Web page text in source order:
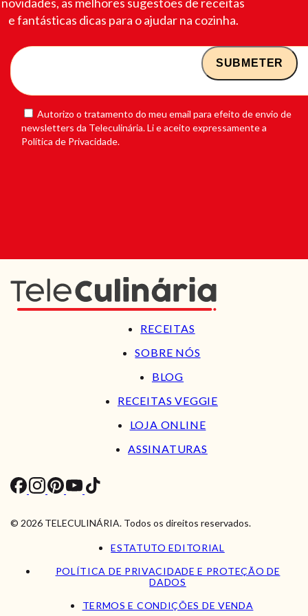
e fantásticas dicas para o ajudar na cozinha.
Autorizo o tratamento do meu email para efeito de envio de
newsletters da Teleculinária. Li e aceito expressamente a
Política de Privacidade.
RECEITAS
SOBRE NÓS
BLOG
RECEITAS VEGGIE
LOJA ONLINE
ASSINATURAS
© 2026 TELECULINÁRIA. Todos os direitos reservados.
ESTATUTO EDITORIAL
POLÍTICA DE PRIVACIDADE E PROTEÇÃO DE
DADOS
TERMOS E CONDIÇÕES DE VENDA